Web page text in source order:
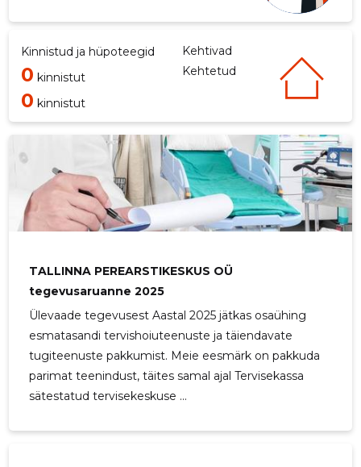
Kinnistud ja hüpoteegid Kehtivad
0 kinnistut Kehtetud
0 kinnistut
TALLINNA PEREARSTIKESKUS OÜ
tegevusaruanne 2025
Ülevaade tegevusest Aastal 2025 jätkas osaühing
esmatasandi tervishoiuteenuste ja täiendavate
tugiteenuste pakkumist. Meie eesmärk on pakkuda
parimat teenindust, täites samal ajal Tervisekassa
sätestatud tervisekeskuse ...